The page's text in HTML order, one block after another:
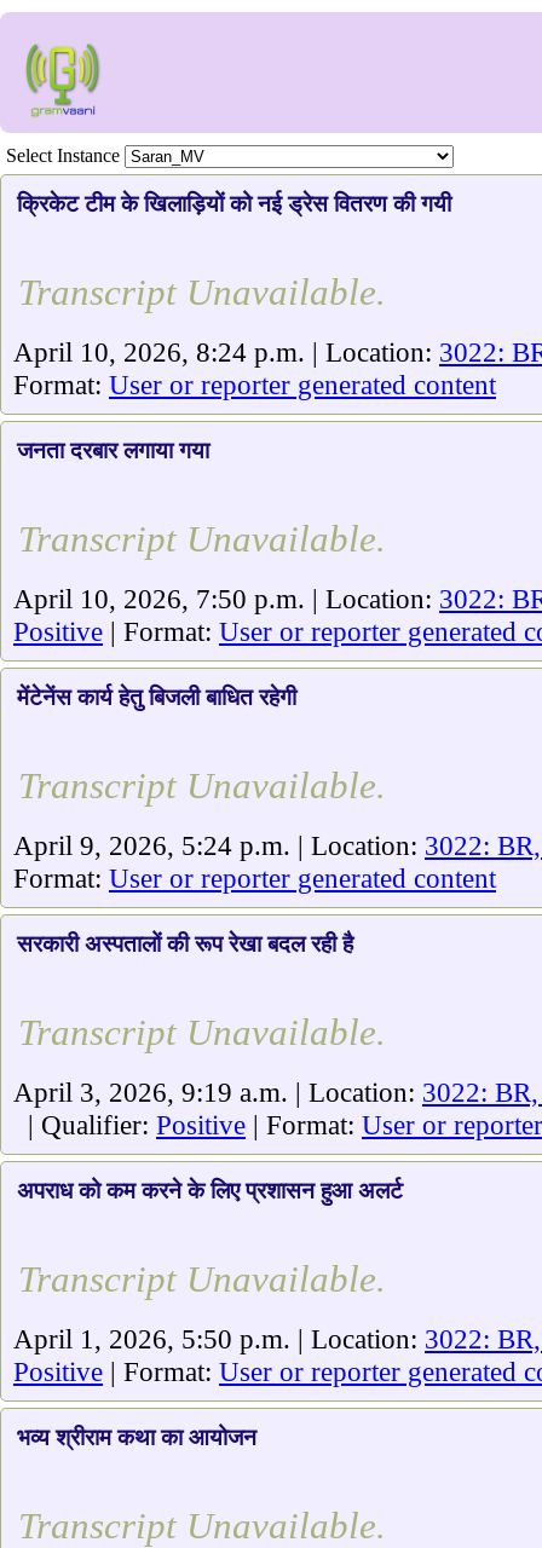
Select Instance
क्रिकेट टीम के खिलाड़ियों को नई ड्रेस वितरण की गयी
Transcript Unavailable.
April 10, 2026, 8:24 p.m. | Location: 3022:
Format: User or reporter generated content
जनता दरबार लगाया गया
Transcript Unavailable.
April 10, 2026, 7:50 p.m. | Location: 3022:
Positive | Format: User or reporter generated
मेंटेनेंस कार्य हेतु बिजली बाधित रहेगी
Transcript Unavailable.
April 9, 2026, 5:24 p.m. | Location: 3022:
Format: User or reporter generated content
सरकारी अस्पतालों की रूप रेखा बदल रही है
Transcript Unavailable.
April 3, 2026, 9:19 a.m. | Location: 3022:
| Qualifier: Positive | Format: User or
अपराध को कम करने के लिए प्रशासन हुआ अलर्ट
Transcript Unavailable.
April 1, 2026, 5:50 p.m. | Location: 3022:
Positive | Format: User or reporter generated
भव्य श्रीराम कथा का आयोजन
Transcript Unavailable.